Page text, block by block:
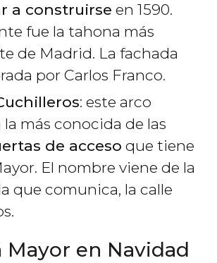
a construirse en 1590.
fue la tahona más
de Madrid. La fachada
por Carlos Franco.
: este arco
más conocida de las
de acceso que tiene
El nombre viene de la
que comunica, la calle
Mayor en Navidad